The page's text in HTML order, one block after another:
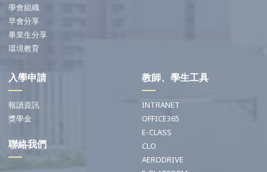
學會組織
早會分享
畢業生分享
環境教育
入學申請
報讀資訊
獎學金
聯絡我們
教師、學生工具
INTRANET
OFFICE365
E-CLASS
CLO
AERODRIVE